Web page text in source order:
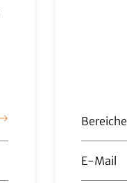
Bereiche
E-Mail